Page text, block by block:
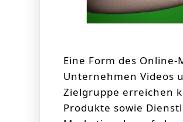
Eine Form des
Unternehmen Videos
Zielgruppe erreichen
Produkte sowie